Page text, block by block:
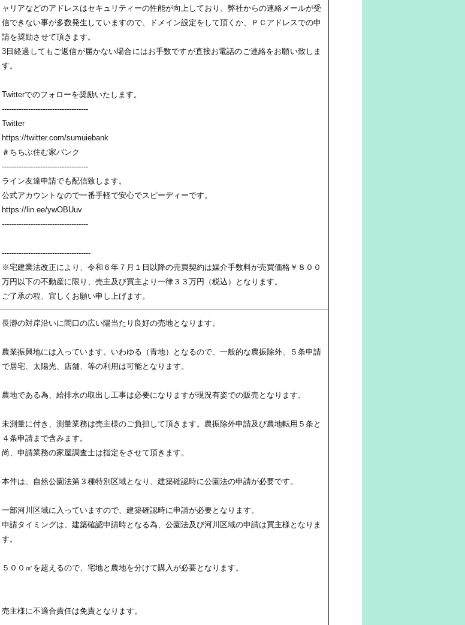
ャリアなどのアドレスはセキュリティーの性能が向上しており、弊社からの連絡メールが受
信できない事が多数発生していますので、ドメイン設定をして頂くか、ＰＣアドレスでの申
請を奨励させて頂きます。
3日経過してもご返信が届かない場合にはお手数ですが直接お電話のご連絡をお願い致しま
す。
Twitterでのフォローを奨励いたします。
------------------------------------
Twitter
https://twitter.com/sumuiebank
＃ちちぶ住む家バンク
------------------------------------
ライン友達申請でも配信致します。
公式アカウントなので一番手軽で安心でスピーディーです。
https://lin.ee/ywOBUuv
------------------------------------
-------------------------------------
※宅建業法改正により、令和６年７月１日以降の売買契約は媒介手数料が売買価格￥８００
万円以下の不動産に限り、売主及び買主より一律３３万円（税込）となります。
ご了承の程、宜しくお願い申し上げます。
長瀞の対岸沿いに間口の広い陽当たり良好の売地となります。
農業振興地には入っています。いわゆる（青地）となるので、一般的な農振除外、５条申請
で居宅、太陽光、店舗、等の利用は可能となります。
農地である為、給排水の取出し工事は必要になりますが現況有姿での販売となります。
未測量に付き、測量業務は売主様のご負担して頂きます。農振除外申請及び農地転用５条と
４条申請まで含みます。
尚、申請業務の家屋調査士は指定をさせて頂きます。
本件は、自然公園法第３種特別区域となり、建築確認時に公園法の申請が必要です。
一部河川区域に入っていますので、建築確認時に申請が必要となります。
申請タイミングは、建築確認申請時となる為、公園法及び河川区域の申請は買主様となりま
す。
５００㎡を超えるので、宅地と農地を分けて購入が必要となります。
売主様に不適合責任は免責となります。